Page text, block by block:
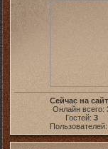
Сейчас на
Онлайн всего:
Гостей: 3
Пользователей: